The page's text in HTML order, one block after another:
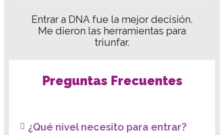
Entrar a DNA fue la mejor decisión.
Me dieron las herramientas para
triunfar.
Preguntas Frecuentes
¿Qué nivel necesito para entrar?